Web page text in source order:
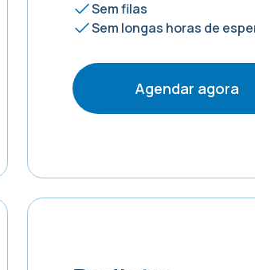
Sem filas
Sem longas horas de
Agendar agora